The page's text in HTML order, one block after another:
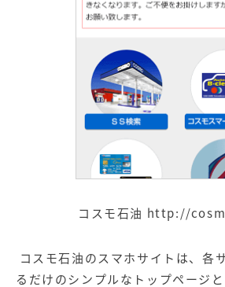
コスモ石油 http://
コスモ石油のスマホサイトは、各
るだけのシンプルなトップページと